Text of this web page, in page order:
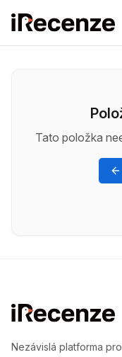
Tato položka
Nezávislá platforma